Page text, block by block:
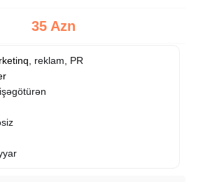
35 Azn
, reklam, PR